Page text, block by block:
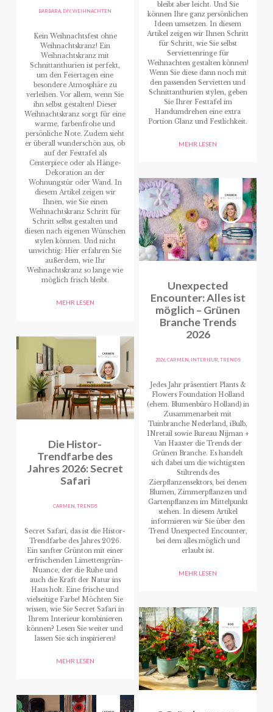
BARBARA DIY,WEIHNACHTEN
Kein Weihnachtsfest ohne
Weihnachtskranz! Ein
Weihnachtskranz mit
Schnittanthurien ist perfekt,
um den Feiertagen eine
besondere Atmosphäre zu
verleihen. Vor allem, wenn Sie
ihn selbst gestalten! Dieser
Weihnachtskranz sorgt für eine
warme, farbenfrohe und
persönliche Note. Zudem sieht
er überall wunderschön aus, ob
auf der Festtafel als
Centerpiece oder als Hänge-
Dekoration an der
Wohnungstür oder Wand. In
diesem Artikel zeigen wir
Ihnen, wie Sie einen
Weihnachtskranz Schritt für
Schritt selbst gestalten und
diesen nach eigenen Wünschen
stylen können. Und nicht
unwichtig: Hier erfahren Sie
außerdem, wie Ihr
Weihnachtskranz so lange wie
möglich frisch bleibt.
MEHR LESEN
Die Histor-
Trendfarbe des
Jahres 2026: Secret
Safari
CARMEN TRENDS
Secret Safari, das ist die Histor-
Trendfarbe des Jahres 2026.
Ein sanfter Grünton mit einer
erfrischenden Limettengrün-
Nuance, der die Ruhe und
auch die Kraft der Natur ins
Haus holt. Eine frische und
vielseitige Farbe! Möchten Sie
wissen, wie Sie Secret Safari in
Ihrem Interieur kombinieren
können? Lesen Sie weiter und
lassen Sie sich inspirieren!
MEHR LESEN
bleibt aber leicht. Und Sie
können Ihre ganz persönlichen
Ideen umsetzen. In diesem
Artikel zeigen wir Ihnen Schritt
für Schritt, wie Sie selbst
Serviettenringe für
Weihnachten gestalten können!
Wenn Sie diese dann noch mit
den passenden Servietten und
Schnittanthurien stylen, geben
Sie Ihrer Festtafel im
Handumdrehen eine extra
Portion Glanz und Festlichkeit.
MEHR LESEN
Unexpected
Encounter: Alles ist
möglich – Grünen
Branche Trends
2026
2026, CARMEN INTERIEUR TRENDS
Jedes Jahr präsentiert Plants &
Flowers Foundation Holland
(ehem. Blumenbüro Holland) in
Zusammenarbeit mit
Tuinbranche Nederland, iBulb,
INretail sowie Bureau Nijman +
Van Haaster die Trends der
Grünen Branche. Es handelt
sich dabei um die wichtigsten
Stiltrends des
Zierpflanzensektors, bei denen
Blumen, Zimmerpflanzen und
Gartenpflanzen im Mittelpunkt
stehen. In diesem Artikel
informieren wir Sie über den
Trend Unexpected Encounter,
bei dem alles möglich und
erlaubt ist.
MEHR LESEN